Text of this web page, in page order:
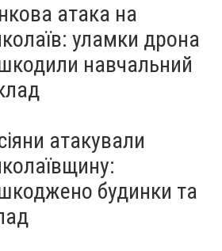
атака на
уламки дрона
навчальний
атакували
будинки та